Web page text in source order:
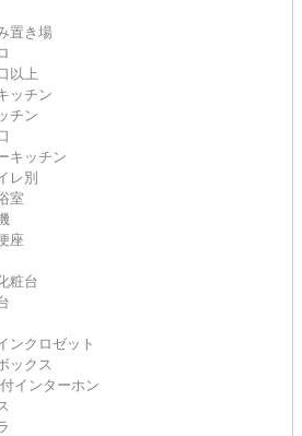
置き場
以上
ッチン
チン
キッチン
レ別
室
座
粧台
ンクロゼット
ックス
インターホン